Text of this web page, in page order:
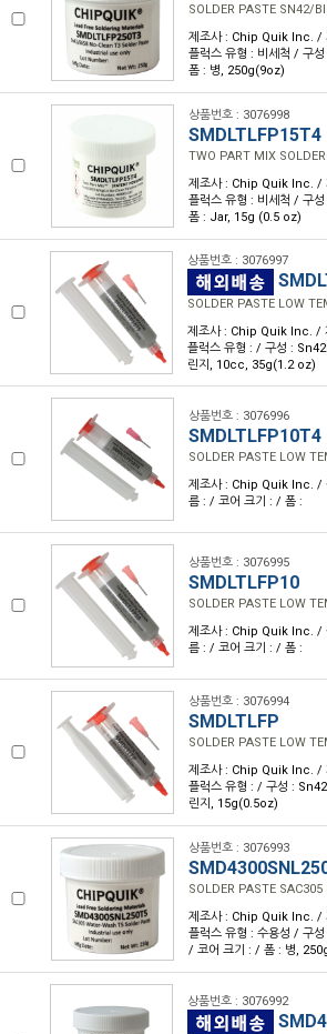
SOLDER PASTE SN42/
제조사 : Chip Quik Inc. /
플럭스 유형 : 비세척 / 구
폼 : 병, 250g(9oz)
상품번호 : 3076998
SMDLTLFP15T4
TWO PART MIX
제조사 : Chip Quik Inc. /
플럭스 유형 : 비세척 / 구
폼 : Jar, 15g (0.5 oz)
상품번호 : 3076997
SOLDER PASTE LOW
제조사 : Chip Quik Inc. /
플럭스 유형 : / 구성 :
린지, 10cc, 35g(1.2 oz)
상품번호 : 3076996
SMDLTLFP10T4
SOLDER PASTE LOW
제조사 : Chip Quik Inc. /
름 : / 코어 크기 : / 폼 :
상품번호 : 3076995
SMDLTLFP10
SOLDER PASTE LOW
제조사 : Chip Quik Inc. /
름 : / 코어 크기 : / 폼 :
상품번호 : 3076994
SMDLTLFP
SOLDER PASTE LOW
제조사 : Chip Quik Inc. /
플럭스 유형 : / 구성 :
린지, 15g(0.5oz)
상품번호 : 3076993
SOLDER PASTE
제조사 : Chip Quik Inc. /
플럭스 유형 : 수용성 / 구
/ 코어 크기 : / 폼 : 병,
상품번호 : 3076992